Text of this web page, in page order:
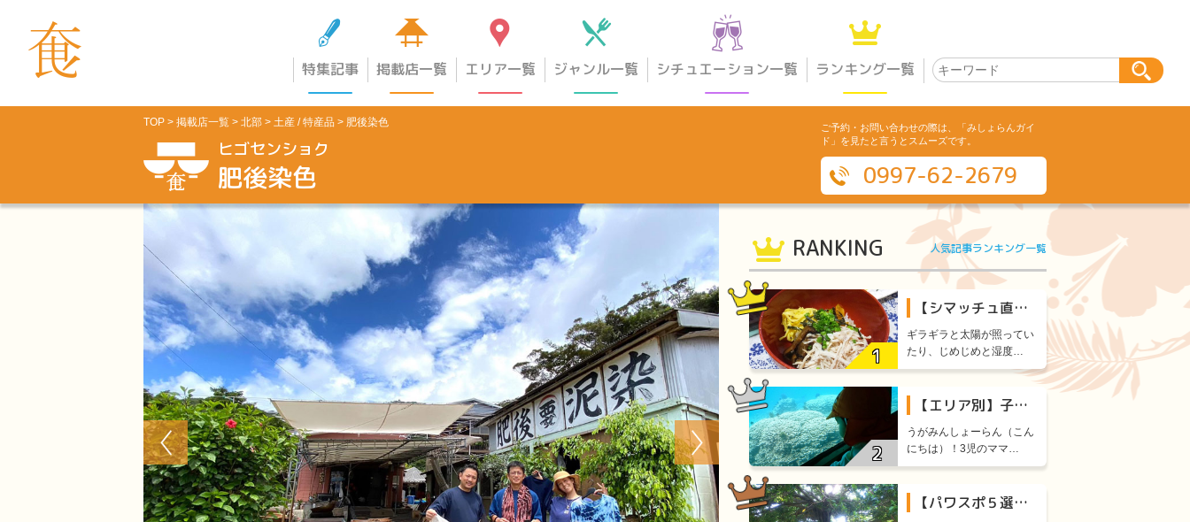
特集記事 掲載店一覧 エリア一覧 ジャンル一覧 シチュエーション一覧 ランキング一覧
TOP > 掲載店一覧 > 北部 > 土産 / 特産品 > 肥後染色
ヒゴセンショク
肥後染色
ご予約・お問い合わせの際は、「みしょらんガイ
ド」を見たと言うとスムーズです。
0997-62-2679
Previous
RANKING 人気記事ランキング一覧
【シマッチュ直伝】超簡単！鶏飯（けいはん）レシピをご紹介します！
ギラギラと太陽が照ってい
たり、じめじめと湿度…
【エリア別】子供連れOK！とっておきの奄美大島観光スポット11選
うがみんしょーらん（こん
にちは）！3児のママ…
【パワスポ５選】奄美のすごすぎるパワースポット厳選５